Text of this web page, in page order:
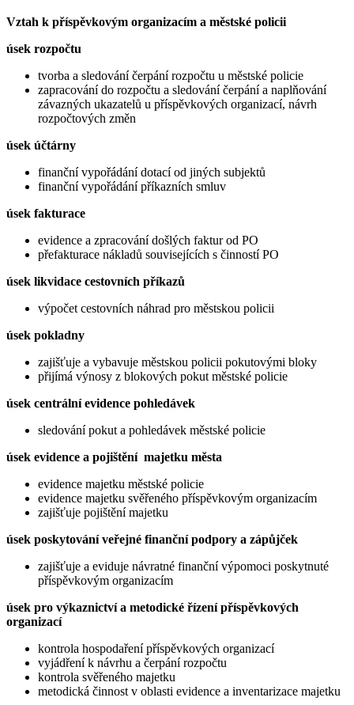
Vztah k příspěvkovým organizacím a městské policii
úsek rozpočtu
tvorba a sledování čerpání rozpočtu u městské policie
zapracování do rozpočtu a sledování čerpání a naplňování
závazných ukazatelů u příspěvkových organizací, návrh
rozpočtových změn
úsek účtárny
finanční vypořádání dotací od jiných subjektů
finanční vypořádání příkazních smluv
úsek fakturace
evidence a zpracování došlých faktur od PO
přefakturace nákladů souvisejících s činností PO
úsek likvidace cestovních příkazů
výpočet cestovních náhrad pro městskou policii
úsek pokladny
zajišťuje a vybavuje městskou policii pokutovými bloky
přijímá výnosy z blokových pokut městské policie
úsek centrální evidence pohledávek
sledování pokut a pohledávek městské policie
úsek evidence a pojištění majetku města
evidence majetku městské policie
evidence majetku svěřeného příspěvkovým organizacím
zajišťuje pojištění majetku
úsek poskytování veřejné finanční podpory a zápůjček
zajišťuje a eviduje návratné finanční výpomoci poskytnuté
příspěvkovým organizacím
úsek pro výkaznictví a metodické řízení příspěvkových
organizací
kontrola hospodaření příspěvkových organizací
vyjádření k návrhu a čerpání rozpočtu
kontrola svěřeného majetku
metodická činnost v oblasti evidence a inventarizace majetku